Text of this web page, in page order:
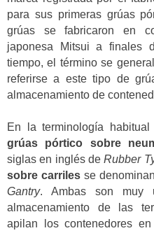
para sus primeras grúas
grúas se fabricaron en
japonesa Mitsui a finales
tiempo, el término se
referirse a este tipo de
almacenamiento de
En la terminología
grúas pórtico sobre
siglas en inglés deRubber
sobre carrilesse denominan
Gantry. Ambas son muy
almacenamiento de las
apilan los contenedores